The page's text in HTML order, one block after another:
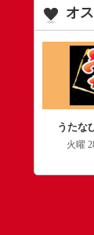
オ
うたな
火曜